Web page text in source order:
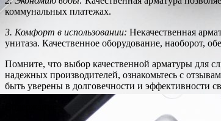
коммунальных платежах.
3. Комфорт в использовании: Некачественная
унитаза. Качественное оборудование, наоборот,
Помните, что выбор качественной арматуры для
надежных производителей, ознакомьтесь с
быть уверены в долговечности и эффективности